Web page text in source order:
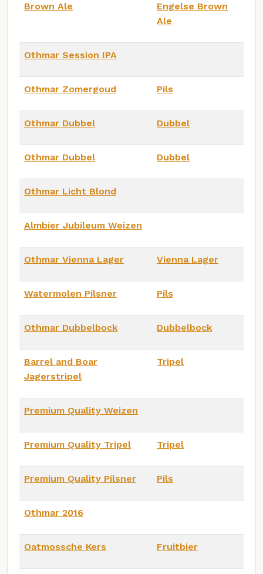
Brown Ale
Engelse Brown
Ale
Othmar Session IPA
Othmar Zomergoud Pils
Othmar Dubbel Dubbel
Othmar Dubbel Dubbel
Othmar Licht Blond
Almbier Jubileum Weizen
Othmar Vienna Lager Vienna Lager
Watermolen Pilsner Pils
Othmar Dubbelbock Dubbelbock
Barrel and Boar
Jagerstripel
Tripel
Premium Quality Weizen
Premium Quality Tripel Tripel
Premium Quality Pilsner Pils
Othmar 2016
Oatmossche Kers Fruitbier